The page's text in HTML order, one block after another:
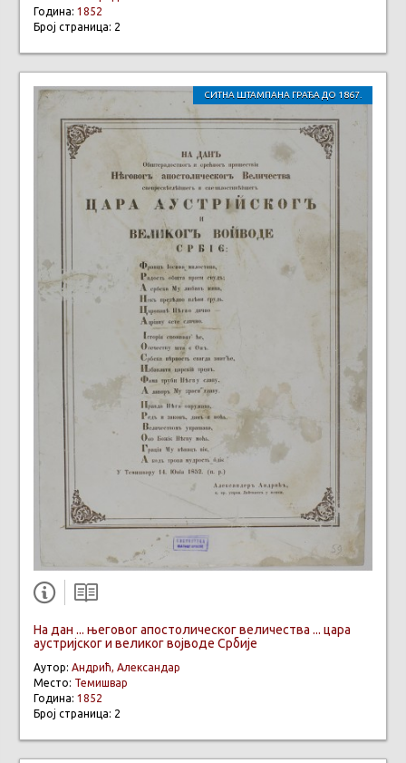
Година: 1852
Број страница: 2
СИТНА ШТАМПАНА ГРАЂА ДО 1867.
На дан ... његовог апостолическог величества ... цара
аустријског и великог војводе Србије
Аутор: Андрић, Александар
Место: Темишвар
Година: 1852
Број страница: 2